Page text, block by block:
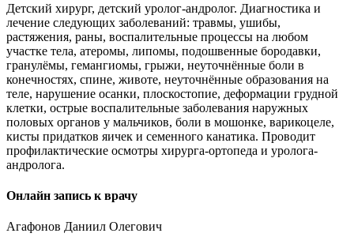
Детский хирург, детский уролог-андролог. Диагностика и
лечение следующих заболеваний: травмы, ушибы,
растяжения, раны, воспалительные процессы на любом
участке тела, атеромы, липомы, подошвенные бородавки,
гранулёмы, гемангиомы, грыжи, неуточнённые боли в
конечностях, спине, животе, неуточнённые образования на
теле, нарушение осанки, плоскостопие, деформации грудной
клетки, острые воспалительные заболевания наружных
половых органов у мальчиков, боли в мошонке, варикоцеле,
кисты придатков яичек и семенного канатика. Проводит
профилактические осмотры хирурга-ортопеда и уролога-
андролога.
Онлайн запись к врачу
Агафонов Даниил Олегович